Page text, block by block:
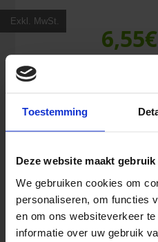
Toestemming
Deze website maakt
We gebruiken cookies om
personaliseren, om functies
en om ons websiteverkeer
informatie over uw gebruik
Exkl. MwSt.
6,55€
Zeckenpinzette
RVS
Drücker
Menge